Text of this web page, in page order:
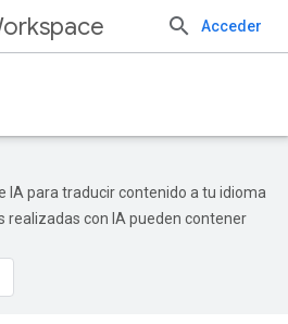
Acceder
IA para traducir contenido a tu idioma
realizadas con IA pueden contener